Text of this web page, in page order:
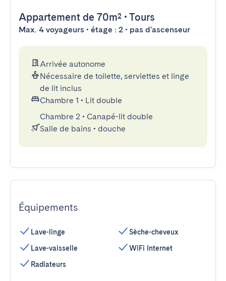
Appartement de 70m² • Tours
Max. 4 voyageurs • étage : 2 • pas d'ascenseur
Arrivée autonome
Nécessaire de toilette, serviettes et linge
de lit inclus
Chambre 1 • Lit double
Chambre 2 • Canapé-lit double
Salle de bains • douche
Équipements
Lave-linge
Lave-vaisselle
Radiateurs
Sèche-cheveux
WiFi Internet